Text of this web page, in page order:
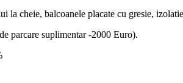
cheie, balcoanele placate cu gresie,
parcare suplimentar -2000 Euro).